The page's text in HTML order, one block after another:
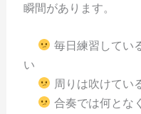
瞬間があります。
毎日練習してい
い
周りは吹けてい
合奏では何とな